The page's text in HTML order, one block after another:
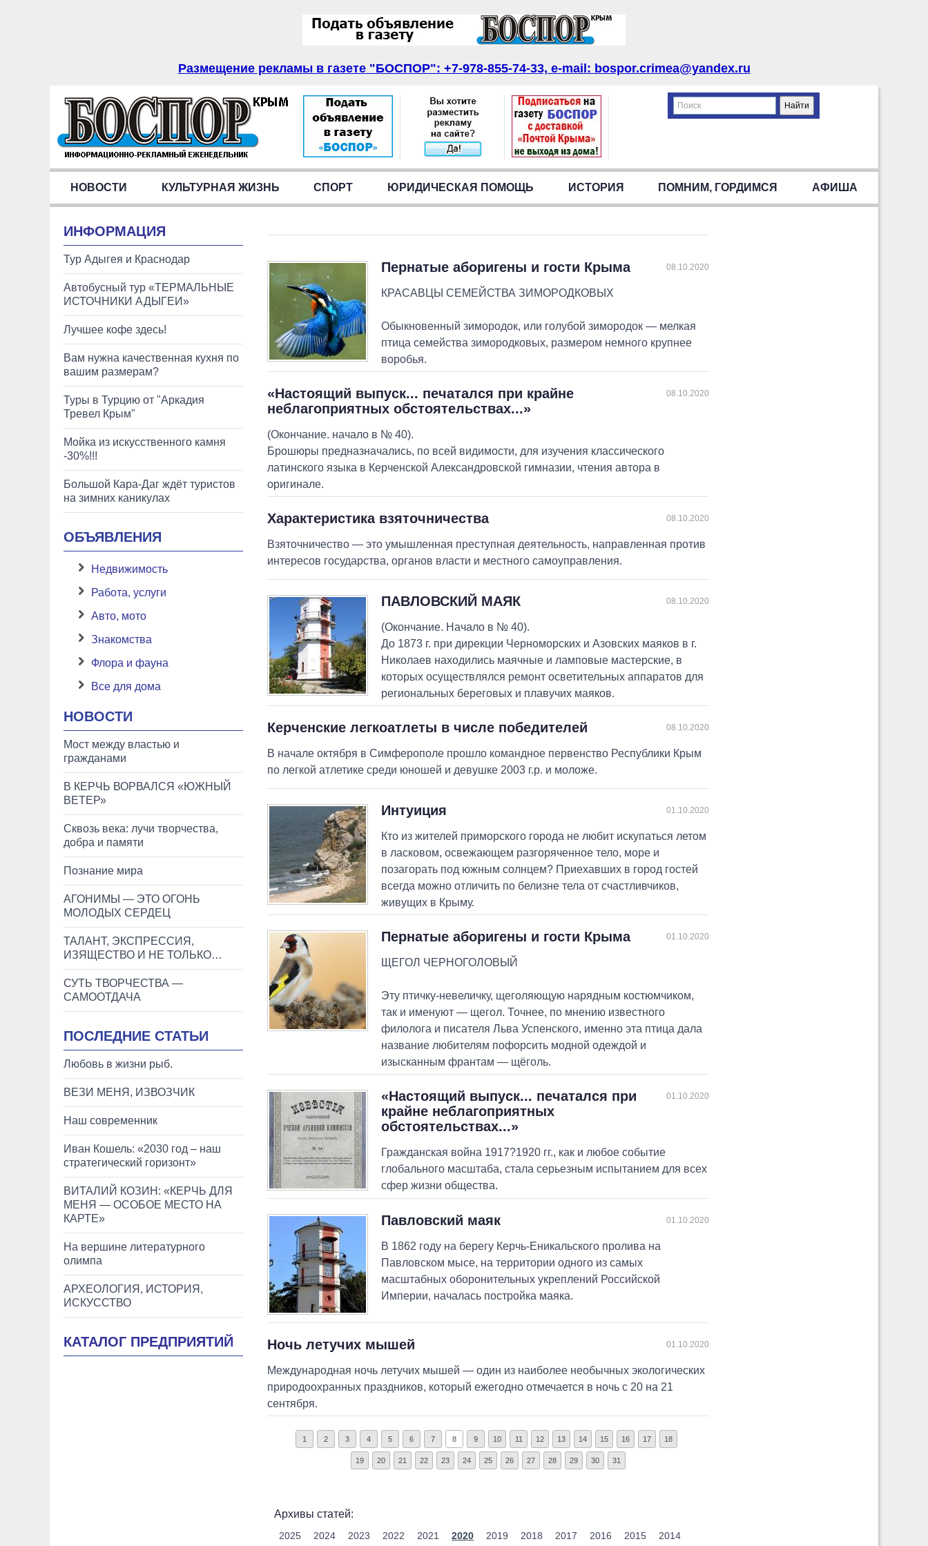
Размещение рекламы в газете "БОСПОР": +7-978-855-74-33, e-mail: bospor.crimea@yandex.ru
НОВОСТИ КУЛЬТУРНАЯ ЖИЗНЬ СПОРТ ЮРИДИЧЕСКАЯ ПОМОЩЬ ИСТОРИЯ ПОМНИМ, ГОРДИМСЯ АФИША
ИНФОРМАЦИЯ
Тур Адыгея и Краснодар
Автобусный тур «ТЕРМАЛЬНЫЕ
ИСТОЧНИКИ АДЫГЕИ»
Лучшее кофе здесь!
Вам нужна качественная кухня по
вашим размерам?
Туры в Турцию от "Аркадия
Тревел Крым"
Мойка из искусственного камня
-30%!!!
Большой Кара-Даг ждёт туристов
на зимних каникулах
ОБЪЯВЛЕНИЯ
Недвижимость
Работа, услуги
Авто, мото
Знакомства
Флора и фауна
Все для дома
НОВОСТИ
Мост между властью и
гражданами
В КЕРЧЬ ВОРВАЛСЯ «ЮЖНЫЙ
ВЕТЕР»
Сквозь века: лучи творчества,
добра и памяти
Познание мира
АГОНИМЫ — ЭТО ОГОНЬ
МОЛОДЫХ СЕРДЕЦ
ТАЛАНТ, ЭКСПРЕССИЯ,
ИЗЯЩЕСТВО И НЕ ТОЛЬКО…
СУТЬ ТВОРЧЕСТВА —
САМООТДАЧА
ПОСЛЕДНИЕ СТАТЬИ
Любовь в жизни рыб.
ВЕЗИ МЕНЯ, ИЗВОЗЧИК
Наш современник
Иван Кошель: «2030 год – наш
стратегический горизонт»
ВИТАЛИЙ КОЗИН: «КЕРЧЬ ДЛЯ
МЕНЯ — ОСОБОЕ МЕСТО НА
КАРТЕ»
На вершине литературного
олимпа
АРХЕОЛОГИЯ, ИСТОРИЯ,
ИСКУССТВО
КАТАЛОГ ПРЕДПРИЯТИЙ
Пернатые аборигены и гости Крыма 08.10.2020
КРАСАВЦЫ СЕМЕЙСТВА ЗИМОРОДКОВЫХ
Обыкновенный зимородок, или голубой зимородок — мелкая
птица семейства зимородковых, размером немного крупнее
воробья.
«Настоящий выпуск... печатался при крайне
неблагоприятных обстоятельствах...»
08.10.2020
(Окончание. начало в № 40).
Брошюры предназначались, по всей видимости, для изучения классического
латинского языка в Керченской Александровской гимназии, чтения автора в
оригинале.
Характеристика взяточничества 08.10.2020
Взяточничество — это умышленная преступная деятельность, направленная против
интересов государства, органов власти и местного самоуправления.
ПАВЛОВСКИЙ МАЯК 08.10.2020
(Окончание. Начало в № 40).
До 1873 г. при дирекции Черноморских и Азовских маяков в г.
Николаев находились маячные и ламповые мастерские, в
которых осуществлялся ремонт осветительных аппаратов для
региональных береговых и плавучих маяков.
Керченские легкоатлеты в числе победителей 08.10.2020
В начале октября в Симферополе прошло командное первенство Республики Крым
по легкой атлетике среди юношей и девушке 2003 г.р. и моложе.
Интуиция 01.10.2020
Кто из жителей приморского города не любит искупаться летом
в ласковом, освежающем разгоряченное тело, море и
позагорать под южным солнцем? Приехавших в город гостей
всегда можно отличить по белизне тела от счастливчиков,
живущих в Крыму.
Пернатые аборигены и гости Крыма 01.10.2020
ЩЕГОЛ ЧЕРНОГОЛОВЫЙ
Эту птичку-невеличку, щеголяющую нарядным костюмчиком,
так и именуют — щегол. Точнее, по мнению известного
филолога и писателя Льва Успенского, именно эта птица дала
название любителям пофорсить модной одеждой и
изысканным франтам — щёголь.
«Настоящий выпуск... печатался при
крайне неблагоприятных
обстоятельствах...»
01.10.2020
Гражданская война 1917?1920 гг., как и любое событие
глобального масштаба, стала серьезным испытанием для всех
сфер жизни общества.
Павловский маяк 01.10.2020
В 1862 году на берегу Керчь-Еникальского пролива на
Павловском мысе, на территории одного из самых
масштабных оборонительных укреплений Российской
Империи, началась постройка маяка.
Ночь летучих мышей 01.10.2020
Международная ночь летучих мышей — один из наиболее необычных экологических
природоохранных праздников, который ежегодно отмечается в ночь с 20 на 21
сентября.
1 2 3 4 5 6 7 8 9 10 11 12 13 14 15 16 17 18
19 20 21 22 23 24 25 26 27 28 29 30 31
Архивы статей:
2025 2024 2023 2022 2021 2020 2019 2018 2017 2016 2015 2014